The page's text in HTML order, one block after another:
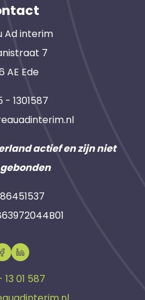
Ad interim
7
AE Ede
- 1301587
actief en zijn niet
01 587